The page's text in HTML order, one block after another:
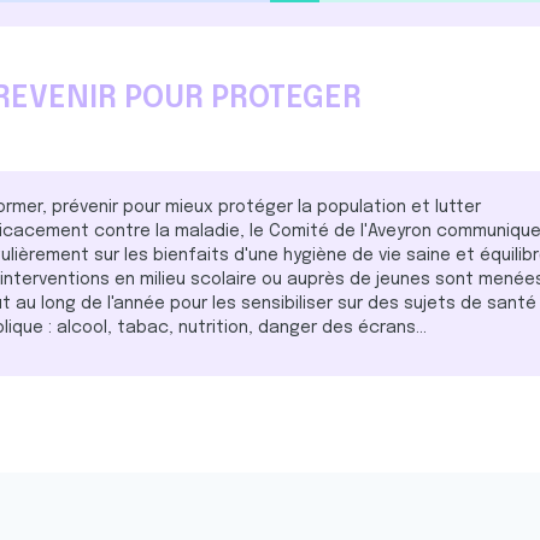
POUR PROTEGER
prévenir pour mieux protéger la population et lutter
contre la maladie, le Comité de l'Aveyron communique
sur les bienfaits d'une hygiène de vie saine et
en milieu scolaire ou auprès de jeunes sont
au long de l'année pour les sensibiliser sur des sujets de santé
: alcool, tabac, nutrition, danger des écrans...